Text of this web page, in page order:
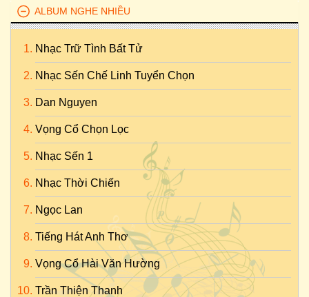
ALBUM NGHE NHIỀU
Nhạc Trữ Tình Bất Tử
Nhạc Sến Chế Linh Tuyển Chọn
Dan Nguyen
Vọng Cổ Chọn Lọc
Nhạc Sến 1
Nhạc Thời Chiến
Ngọc Lan
Tiếng Hát Anh Thơ
Vọng Cổ Hài Văn Hường
Trần Thiện Thanh